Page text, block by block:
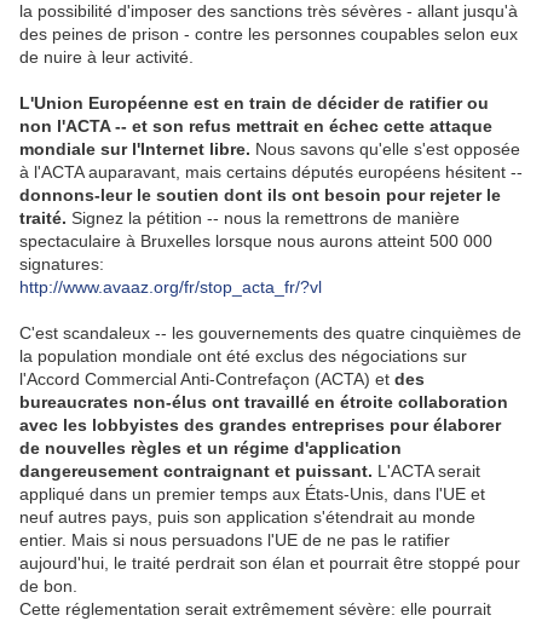
la possibilité d'imposer des sanctions très sévères - allant jusqu'à
des peines de prison - contre les personnes coupables selon eux
de nuire à leur activité.
L'Union Européenne est en train de décider de ratifier ou
non l'ACTA -- et son refus mettrait en échec cette attaque
mondiale sur l'Internet libre. Nous savons qu'elle s'est opposée
à l'ACTA auparavant, mais certains députés européens hésitent --
donnons-leur le soutien dont ils ont besoin pour rejeter le
traité. Signez la pétition -- nous la remettrons de manière
spectaculaire à Bruxelles lorsque nous aurons atteint 500 000
signatures:
http://www.avaaz.org/fr/stop_acta_fr/?vl
C'est scandaleux -- les gouvernements des quatre cinquièmes de
la population mondiale ont été exclus des négociations sur
l'Accord Commercial Anti-Contrefaçon (ACTA) et des
bureaucrates non-élus ont travaillé en étroite collaboration
avec les lobbyistes des grandes entreprises pour élaborer
de nouvelles règles et un régime d'application
dangereusement contraignant et puissant. L'ACTA serait
appliqué dans un premier temps aux États-Unis, dans l'UE et
neuf autres pays, puis son application s'étendrait au monde
entier. Mais si nous persuadons l'UE de ne pas le ratifier
aujourd'hui, le traité perdrait son élan et pourrait être stoppé pour
de bon.
Cette réglementation serait extrêmement sévère: elle pourrait